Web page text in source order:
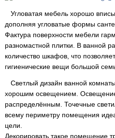
Угловатая мебель хорошо
дополняя угловатые формы
Фактура поверхности мебели
разномастной плитки. В ванной
количество шкафов, что
гигиенические вещи большой
Светлый дизайн ванной
хорошим освещением.
распределённым. Точечные
всему периметру помещения
цели.
Декорировать такое помещение